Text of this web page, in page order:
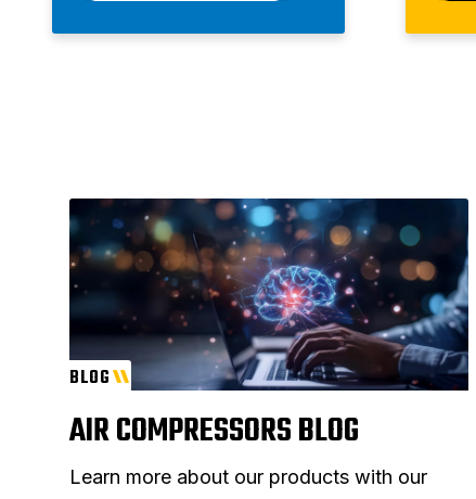
BLOG
AIR COMPRESSORS BLOG
Learn more about our products with our